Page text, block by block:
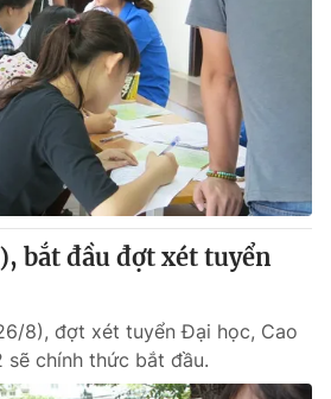
bắt đầu đợt xét tuyển
8), đợt xét tuyển Đại học, Cao
sẽ chính thức bắt đầu.